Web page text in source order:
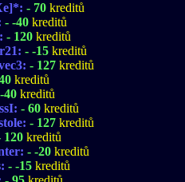
- 70 kreditů
- -40 kreditů
- 120 kreditů
- -15 kreditů
- 127 kreditů
kreditů
40 kreditů
- 60 kreditů
- 127 kreditů
120 kreditů
- -20 kreditů
- -15 kreditů